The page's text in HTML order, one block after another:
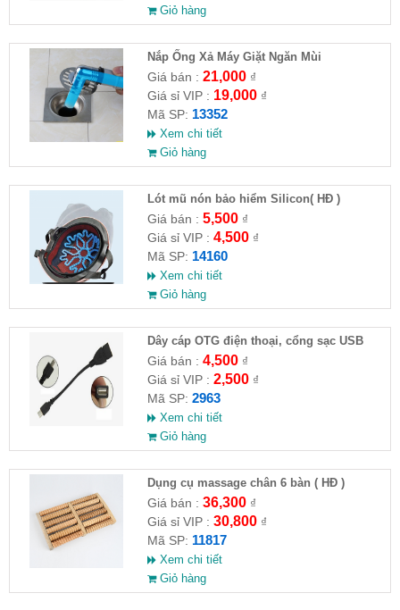
Giỏ hàng
Nắp Ống Xả Máy Giặt Ngăn Mùi
Giá bán : 21,000₫
Giá sỉ VIP : 19,000₫
Mã SP: 13352
Xem chi tiết
Giỏ hàng
Lót mũ nón bảo hiểm Silicon( HĐ )
Giá bán : 5,500₫
Giá sỉ VIP : 4,500₫
Mã SP: 14160
Xem chi tiết
Giỏ hàng
Dây cáp OTG điện thoại, cổng sạc USB
Giá bán : 4,500₫
Giá sỉ VIP : 2,500₫
Mã SP: 2963
Xem chi tiết
Giỏ hàng
Dụng cụ massage chân 6 bàn ( HĐ )
Giá bán : 36,300₫
Giá sỉ VIP : 30,800₫
Mã SP: 11817
Xem chi tiết
Giỏ hàng